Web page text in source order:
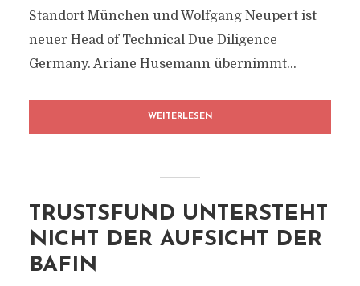
Standort München und Wolfgang Neupert ist
neuer Head of Technical Due Diligence
Germany. Ariane Husemann übernimmt...
WEITERLESEN
TRUSTSFUND UNTERSTEHT
NICHT DER AUFSICHT DER
BAFIN